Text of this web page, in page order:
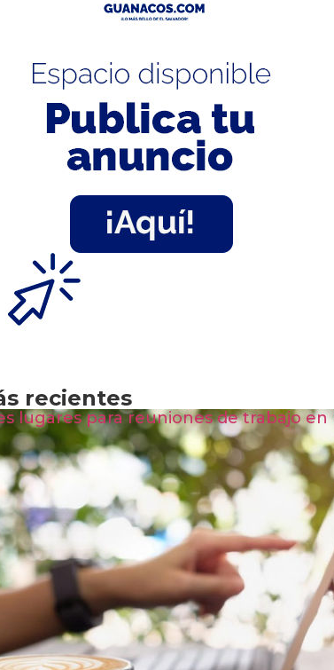
recientes
lugares para reuniones de trabajo en